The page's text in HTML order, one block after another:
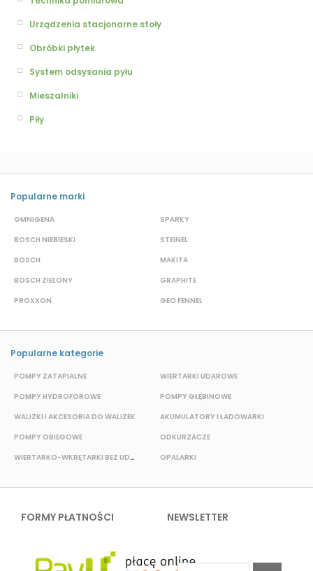
Urządzenia stacjonarne stoły
Obróbki płytek
System odsysania pyłu
Mieszalniki
Piły
Popularne marki
OMNIGENA
BOSCH NIEBIESKI
BOSCH
BOSCH ZIELONY
PROXXON
SPARKY
STEINEL
MAKITA
GRAPHITE
GEO FENNEL
Popularne kategorie
POMPY ZATAPIALNE
POMPY HYDROFOROWE
WALIZKI I AKCESORIA DO WALIZEK
POMPY OBIEGOWE
WIERTARKO-WKRĘTARKI BEZ UDAROWE
WIERTARKI UDAROWE
POMPY GŁĘBINOWE
AKUMULATORY I ŁADOWARKI
ODKURZACZE
OPALARKI
FORMY PŁATNOŚCI NEWSLETTER